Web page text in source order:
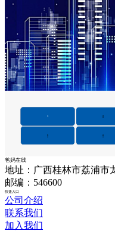
1 2
5 6
爸妈在线
地址：广西桂林市荔浦市
邮编：546600
快捷入口
公司介绍
联系我们
加入我们